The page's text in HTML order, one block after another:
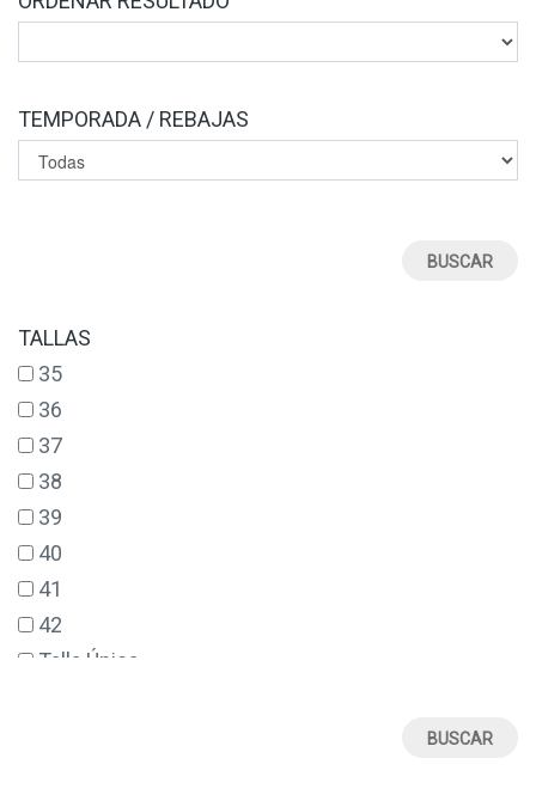
TEMPORADA / REBAJAS
TALLAS
35
36
37
38
39
40
41
42
Talla Única